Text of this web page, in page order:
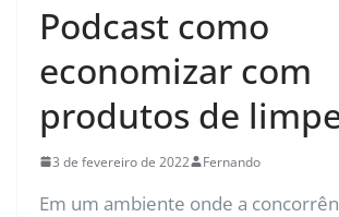
Podcast como
economizar com
produtos de
3 de fevereiro de 2022 Fernando
Em um ambiente onde a